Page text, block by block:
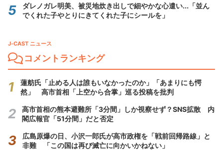
ダレノガレ明美、被災地炊き出しで細やかな心遣い...「並ん
でくれた子やとりにきてくれた子にシールを」
J-CAST ニュース
コメントランキング
蓮舫氏「止める人は誰もいなかったのか」「あまりにも愕
然」 高市首相「上空から合掌」巡る投稿を批判
高市首相の熊本避難所「3分間」しか視察せず？SNS拡散 内
閣広報官「51分間」だと否定
広島原爆の日、小沢一郎氏が高市政権を「戦前回帰路線」と
非難 「この国は再び滅亡に向かいかねない」